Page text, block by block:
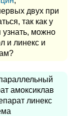
двух при
так как у
можно
и линекс и
амоксиклав
линекс